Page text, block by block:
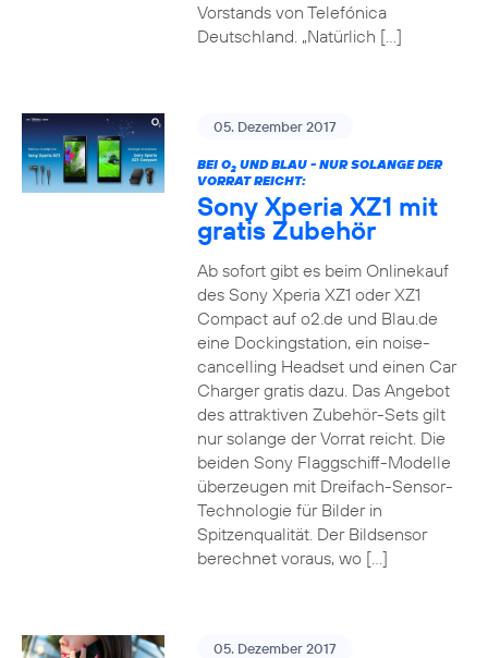
Vorstands von Telefónica
Deutschland. „Natürlich […]
05. Dezember 2017
BEI O2UND BLAU - NUR SOLANGE DER
VORRAT REICHT:
Sony Xperia XZ1 mit
gratis Zubehör
Ab sofort gibt es beim Onlinekauf
des Sony Xperia XZ1 oder XZ1
Compact auf o2.de und Blau.de
eine Dockingstation, ein noise-
cancelling Headset und einen Car
Charger gratis dazu. Das Angebot
des attraktiven Zubehör-Sets gilt
nur solange der Vorrat reicht. Die
beiden Sony Flaggschiff-Modelle
überzeugen mit Dreifach-Sensor-
Technologie für Bilder in
Spitzenqualität. Der Bildsensor
berechnet voraus, wo […]
05. Dezember 2017